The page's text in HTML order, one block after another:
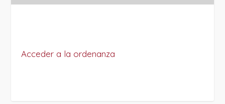
Acceder a la ordenanza